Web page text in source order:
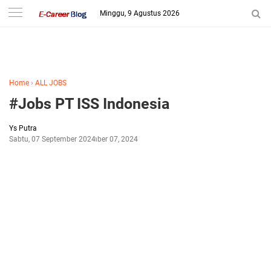
-->
Minggu, 9 Agustus 2026
Home › ALL JOBS
#Jobs PT ISS Indonesia
Ys Putra
Sabtu, 07 September 2024September 07, 2024